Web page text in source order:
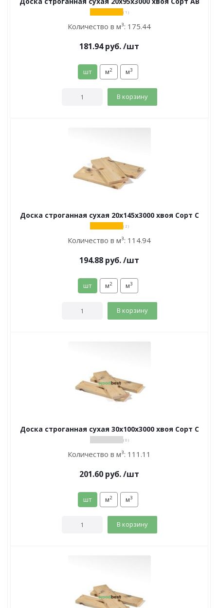
( 1 )
Количество в м³: 175.44
181.94руб./шт
шт м2 м3
В корзину
Доска строганная сухая 20х145х3000 хвоя Сорт С
( 2 )
Количество в м³: 114.94
194.88 руб./шт
шт м2 м3
В корзину
Доска строганная сухая 30х100х3000 хвоя Сорт С
( 0 )
Количество в м³: 111.11
201.60 руб./шт
шт м2 м3
В корзину